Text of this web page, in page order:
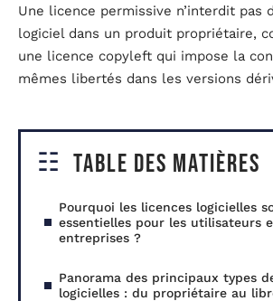
Une licence permissive n’interdit pas
logiciel dans un produit propriétaire,
une licence copyleft qui impose la
mêmes libertés dans les versions
Table des matières
Pourquoi les licences logicielles
essentielles pour les utilisateurs
entreprises ?
Panorama des principaux types
logicielles : du propriétaire au